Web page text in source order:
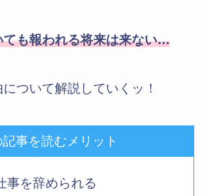
ても報われる将来は来ない…
ついて解説していくッ！
記事を読むメリット
事を辞められる